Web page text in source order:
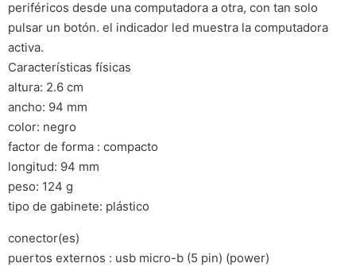
periféricos desde una computadora a otra, con tan solo
pulsar un botón. el indicador led muestra la computadora
activa.
Características físicas
altura: 2.6 cm
ancho: 94 mm
color: negro
factor de forma : compacto
longitud: 94 mm
peso: 124 g
tipo de gabinete: plástico
conector(es)
puertos externos : usb micro-b (5 pin) (power)